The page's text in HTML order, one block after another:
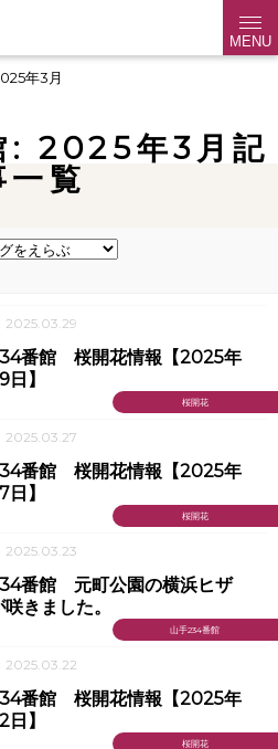
MENU
年3月
: 2025年3月記
一覧
2025.03.29
桜開花
番館 桜開花情報【2025年
日】
2025.03.27
桜開花
番館 桜開花情報【2025年
日】
2025.03.23
山手234番館
番館 元町公園の横浜ヒザ
きました。
2025.03.22
桜開花
番館 桜開花情報【2025年
日】